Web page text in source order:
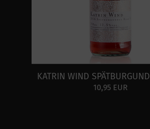
KATRIN WIND
10,95 EUR